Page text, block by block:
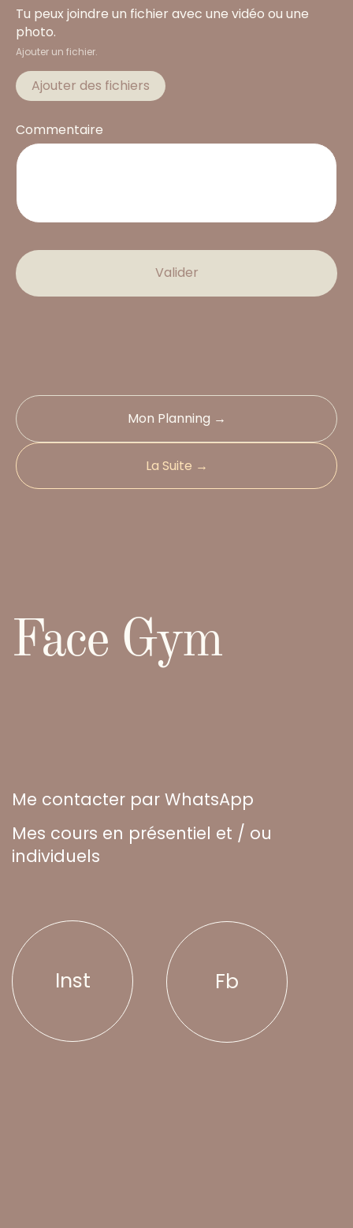
Tu peux joindre un fichier avec une vidéo ou une
photo.
Ajouter un fichier.
Ajouter des fichiers
Commentaire
Valider
Mon Planning →
La Suite →